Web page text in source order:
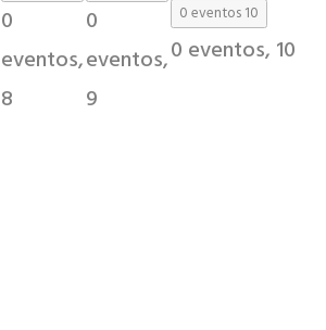
0
eventos,
8
0
eventos,
9
0 eventos10
0 eventos, 10